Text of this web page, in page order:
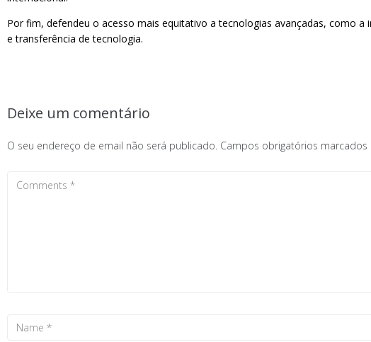
Por fim, defendeu o acesso mais equitativo a tecnologias avançadas, como
e transferência de tecnologia.
Deixe um comentário
O seu endereço de email não será publicado. Campos obrigatórios marcados